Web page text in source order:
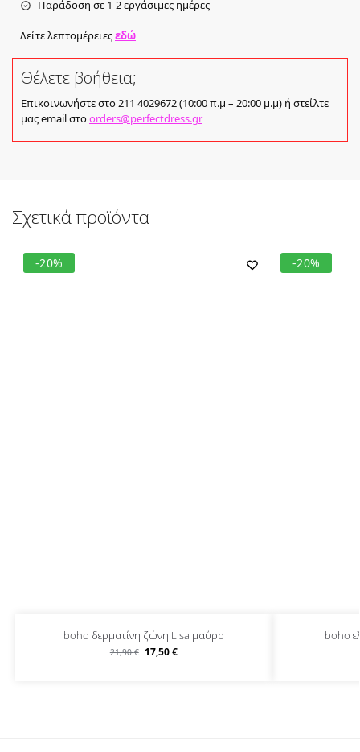
Παράδοση σε 1-2 εργάσιμες ημέρες
Δείτε λεπτομέρειεςεδώ
Θέλετε βοήθεια;
Επικοινωνήστε στο 211 4029672 (10:00 π.μ – 20:00 μ.μ) ή στείλτε
μας email στοorders@perfectdress.gr
Σχετικά προϊόντα
-20%
boho δερματίνη ζώνη Lisa μαύρο
21,90€ 17,50€
-20%
boho